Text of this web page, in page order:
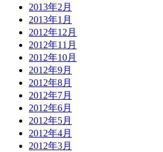
2013年2月
2013年1月
2012年12月
2012年11月
2012年10月
2012年9月
2012年8月
2012年7月
2012年6月
2012年5月
2012年4月
2012年3月